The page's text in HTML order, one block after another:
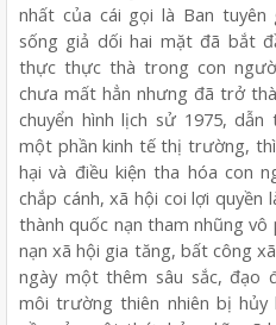
nhất của cái gọi là Ban
sống giả dối hai mặt đã bắt
thực thực thà trong con
chưa mất hẳn nhưng đã trở
chuyển hình lịch sử 1975, dẫn
một phần kinh tế thị trường,
hại và điều kiện tha hóa con
chắp cánh, xã hội coi lợi quyền
thành quốc nạn tham nhũng
nạn xã hội gia tăng, bất công
ngày một thêm sâu sắc, đạo
môi trường thiên nhiên bị